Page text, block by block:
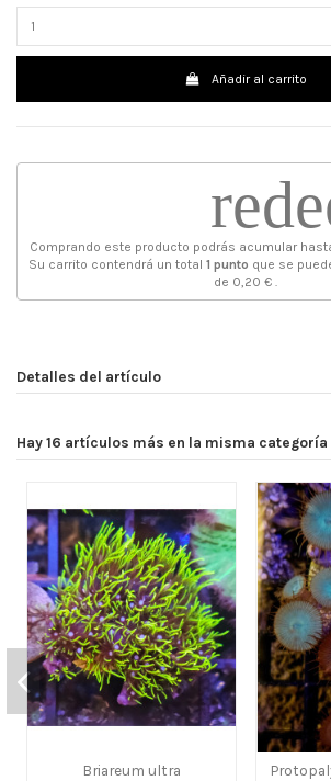
Añadir al carrito
Comprando este producto podrás acumular
Su carrito contendrá un total 1 punto que se
de 0,20 €
Detalles del artículo
Hay 16 artículos más en la misma categoría
Briareum ultra